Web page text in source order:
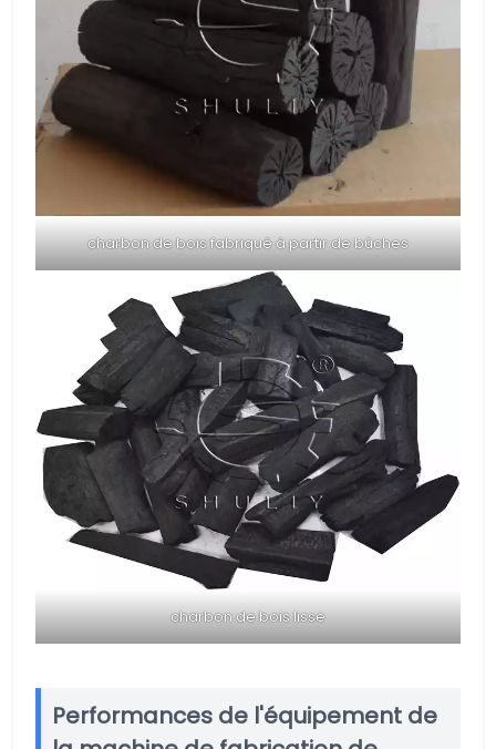
charbon de bois fabriqué à partir de bûches
charbon de bois lisse
Performances de l'équipement de